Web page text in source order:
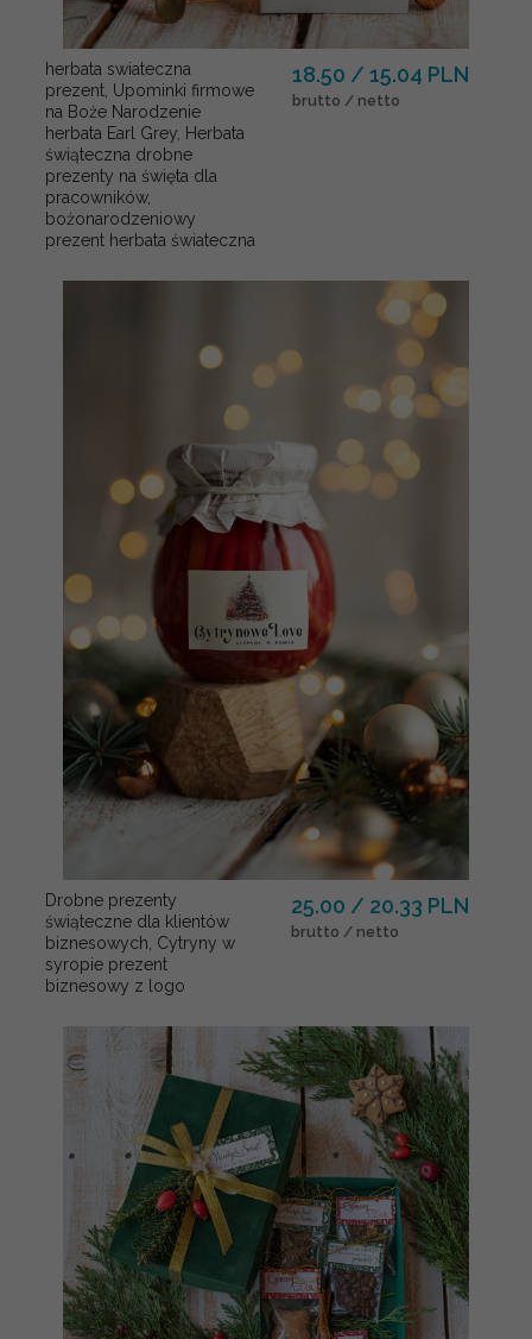
herbata swiateczna
prezent, Upominki firmowe
na Boże Narodzenie
herbata Earl Grey, Herbata
świąteczna drobne
prezenty na święta dla
pracowników,
bożonarodzeniowy
prezent herbata świateczna
18.50 / 15.04 PLN
brutto / netto
Drobne prezenty
świąteczne dla klientów
biznesowych, Cytryny w
syropie prezent
biznesowy z logo
25.00 / 20.33 PLN
brutto / netto